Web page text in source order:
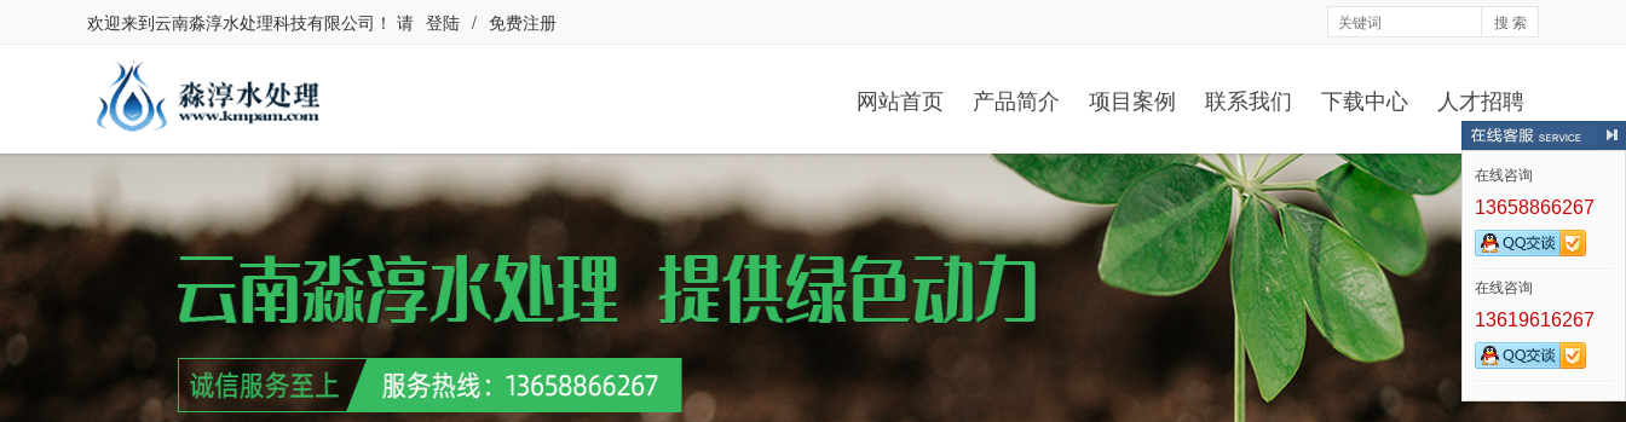
欢迎来到云南淼淳水处理科技有限公司 ！ 请 登陆 / 免费注册 搜 索
网站首页 产品简介 项目案例 联系我们 下载中心 人才招聘
在线咨询
13658866267
在线咨询
13619616267